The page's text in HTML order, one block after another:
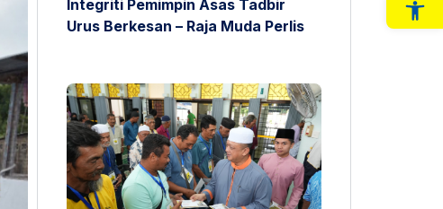
Integriti Pemimpin Asas Tadbir
Urus Berkesan – Raja Muda Perlis